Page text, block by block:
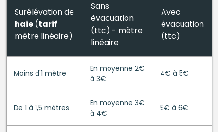
Surélévation de
haie(tarif
mètre linéaire)
Sans
évacuation
(ttc) - mètre
linéaire
Avec
évacuation
(ttc)
Moins d'1 mètre
En moyenne 2€
à 3€
4€ à 5€
De 1 à 1,5 mètres
En moyenne 3€
à 4€
5€ à 6€